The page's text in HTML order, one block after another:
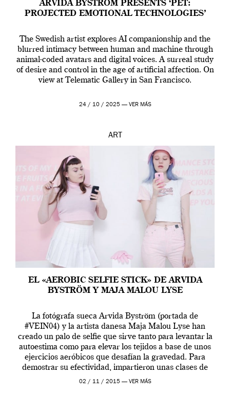
ARVIDA BYSTRÖM PRESENTS ‘PET:
PROJECTED EMOTIONAL TECHNOLOGIES’
The Swedish artist explores AI companionship and the
blurred intimacy between human and machine through
animal-coded avatars and digital voices. A surreal study
of desire and control in the age of artificial affection. On
view at Telematic Gallery in San Francisco.
24 / 10 / 2025 — VER MÁS
ART
EL «AEROBIC SELFIE STICK» DE ARVIDA
BYSTRÖM Y MAJA MALOU LYSE
La fotógrafa sueca Arvida Byström (portada de
#VEIN04) y la artista danesa Maja Malou Lyse han
creado un palo de selfie que sirve tanto para levantar la
autoestima como para elevar los tejidos a base de unos
ejercicios aeróbicos que desafían la gravedad. Para
demostrar su efectividad, impartieron unas clases de
prueba en el Tate […]
02 / 11 / 2015 — VER MÁS